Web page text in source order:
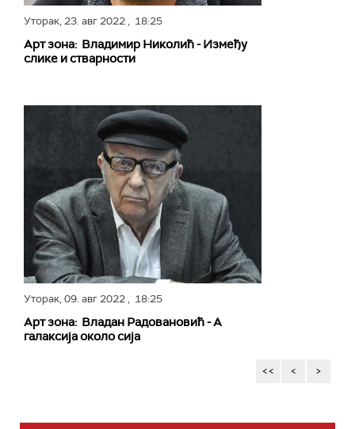
Уторак,23. авг 2022, 18:25
Арт зона: Владимир Николић - Између
слике и стварности
Уторак,09. авг 2022, 18:25
Арт зона: Владан Радовановић - А
галаксија около сија
<< < >